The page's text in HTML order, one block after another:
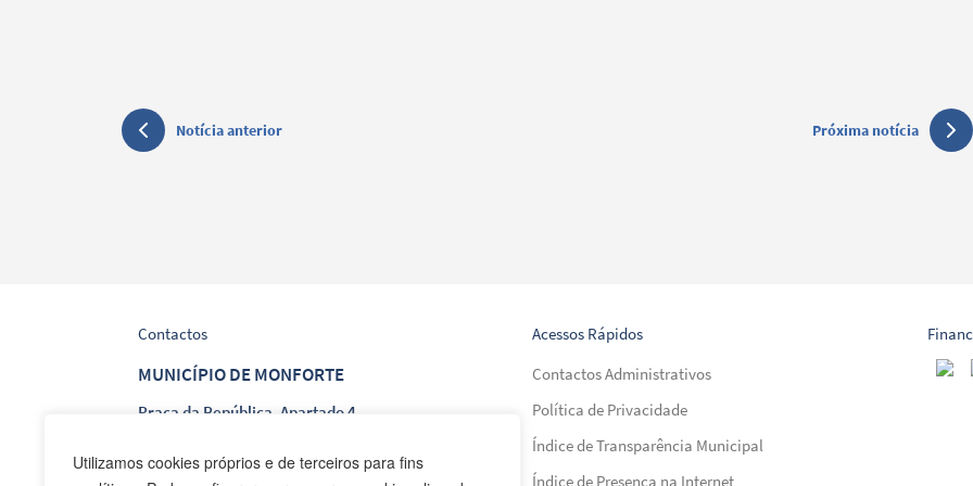
Utilizamos cookies próprios e de terceiros para fins
Notícia anterior Próxima notícia
Contactos
MUNICÍPIO DE MONFORTE
Praça da República, Apartado 4
Acessos Rápidos
Contactos Administrativos
Política de Privacidade
Índice de Transparência Municipal
Índice de Presença na Internet